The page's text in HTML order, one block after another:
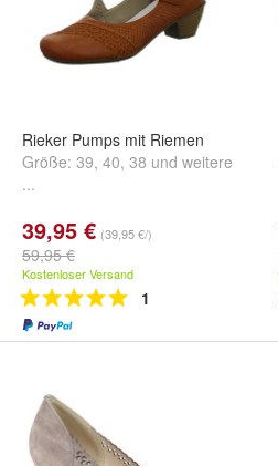
Rieker Pumps mit Riemen
Größe: 39, 40, 38 und weitere
...
39,95 € (39,95 €/)
59,95 €
Kostenloser Versand
1